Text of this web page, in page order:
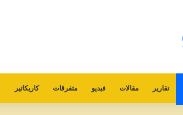
تقارير مقالات فيديو متفرقات كاريكاتير